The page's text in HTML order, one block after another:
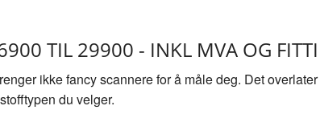
TIL 29900 - INKL MVA OG
ikke fancy scannere for å måle deg. Det
du velger.